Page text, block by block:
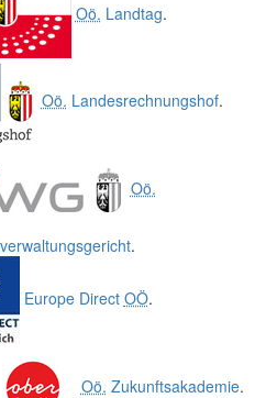
Oö. Landtag.
Oö. Landesrechnungshof.
Oö.
.
Europe Direct OÖ.
Oö. Zukunftsakademie.